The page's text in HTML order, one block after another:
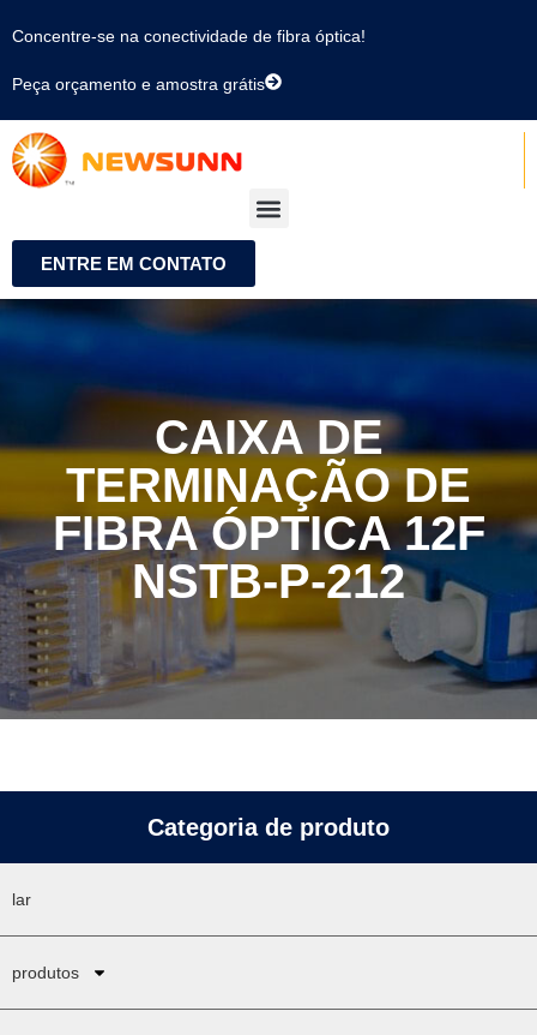
Concentre-se na conectividade de fibra óptica!
Peça orçamento e amostra grátis
ENTRE EM CONTATO
CAIXA DE
TERMINAÇÃO DE
FIBRA ÓPTICA 12F
NSTB-P-212
Categoria de produto
lar
produtos